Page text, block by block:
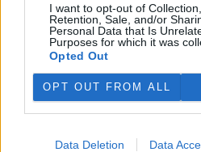
I want to opt-out of
Retention, Sale, and/or
Personal Data that Is
Purposes for which it was
Opted Out
OPT OUT FROM ALL
Data Deletion Data